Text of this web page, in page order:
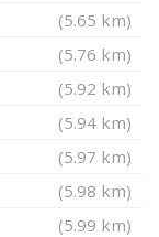
(5.65 km)
(5.76 km)
(5.92 km)
(5.94 km)
(5.97 km)
(5.98 km)
(5.99 km)